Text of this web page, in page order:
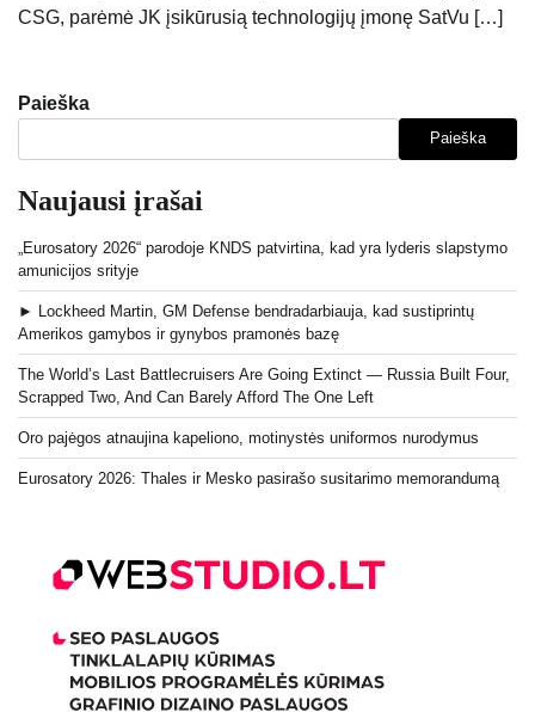
CSG, parėmė JK įsikūrusią technologijų įmonę SatVu […]
Paieška
Paieška
Naujausi įrašai
„Eurosatory 2026“ parodoje KNDS patvirtina, kad yra lyderis slapstymo
amunicijos srityje
► Lockheed Martin, GM Defense bendradarbiauja, kad sustiprintų
Amerikos gamybos ir gynybos pramonės bazę
The World’s Last Battlecruisers Are Going Extinct — Russia Built Four,
Scrapped Two, And Can Barely Afford The One Left
Oro pajėgos atnaujina kapeliono, motinystės uniformos nurodymus
Eurosatory 2026: Thales ir Mesko pasirašo susitarimo memorandumą